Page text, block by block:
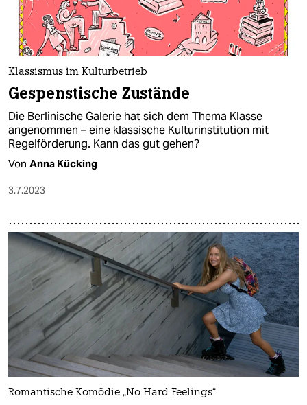
Klassismus im Kulturbetrieb
Gespenstische Zustände
Die Berlinische Galerie hat sich dem Thema Klasse
angenommen – eine klassische Kulturinstitution mit
Regelförderung. Kann das gut gehen?
Von Anna Kücking
3.7.2023
Romantische Komödie „No Hard Feelings“